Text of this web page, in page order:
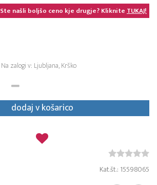
Ste našli boljšo ceno kje drugje? KlikniteTUKAJ!
Na zalogi v: Ljubljana, Krško
dodaj v košarico
Kat.št.: 15598065